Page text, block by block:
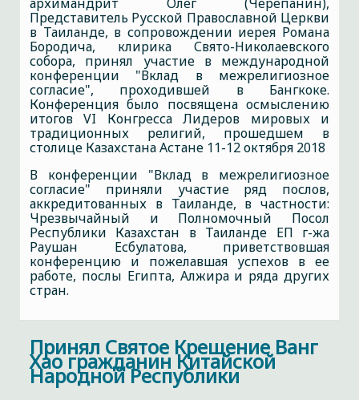
Представитель Русской Православной Церкви
в Таиланде, в сопровождении иерея Романа
Бородича, клирика Свято-Николаевского
собора, принял участие в международной
конференции "Вклад в межрелигиозное
согласие", проходившей в Бангкоке.
Конференция было посвящена осмыслению
итогов VI Конгресса Лидеров мировых и
традиционных религий, прошедшем в
столице Казахстана Астане 11-12 октября 2018
В конференции "Вклад в межрелигиозное
согласие" приняли участие ряд послов,
аккредитованных в Таиланде, в частности:
Чрезвычайный и Полномочный Посол
Республики Казахстан в Таиланде ЕП г-жа
Раушан Есбулатова, приветствовшая
конференцию и пожелавшая успехов в ее
работе, послы Египта, Алжира и ряда других
стран.
Принял Святое Крещение Ванг
Хао гражданин Китайской
Народной Республики